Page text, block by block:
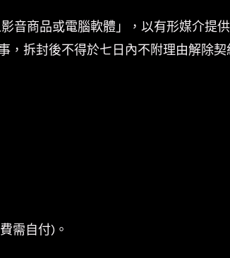
商品或電腦軟體」，以有形媒介提
拆封後不得於七日內不附理由解除契
需自付)。